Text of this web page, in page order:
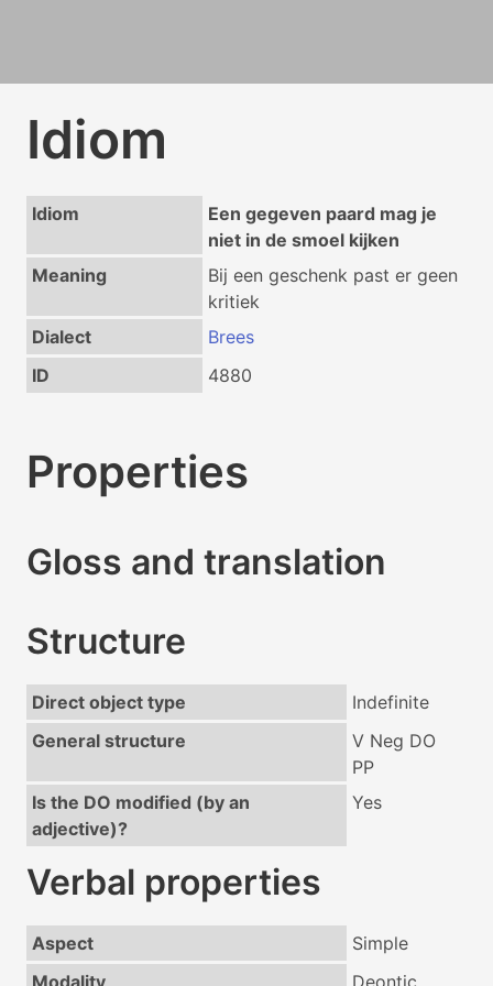
Idiom
Idiom
Een gegeven paard mag je
niet in de smoel kijken
Meaning
Bij een geschenk past er geen
kritiek
Dialect
Brees
ID
4880
Properties
Gloss and translation
Structure
Direct object type
Indefinite
General structure
V Neg DO
PP
Is the DO modified (by an
adjective)?
Yes
Verbal properties
Aspect
Simple